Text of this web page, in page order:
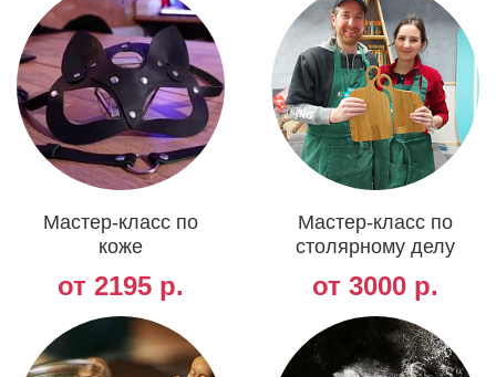
Мастер-класс по
коже
от 2195 р.
Мастер-класс по
столярному делу
от 3000 р.